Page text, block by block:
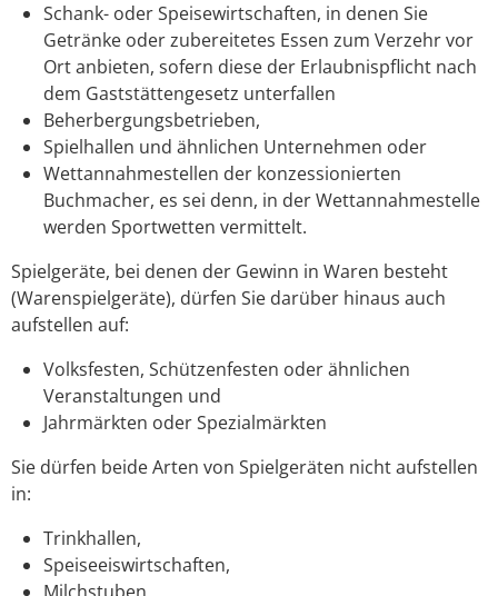
Schank- oder Speisewirtschaften, in denen Sie
Getränke oder zubereitetes Essen zum Verzehr vor
Ort anbieten, sofern diese der Erlaubnispflicht nach
dem Gaststättengesetz unterfallen
Beherbergungsbetrieben,
Spielhallen und ähnlichen Unternehmen oder
Wettannahmestellen der konzessionierten
Buchmacher, es sei denn, in der Wettannahmestelle
werden Sportwetten vermittelt.
Spielgeräte, bei denen der Gewinn in Waren besteht
(Warenspielgeräte), dürfen Sie darüber hinaus auch
aufstellen auf:
Volksfesten, Schützenfesten oder ähnlichen
Veranstaltungen und
Jahrmärkten oder Spezialmärkten
Sie dürfen beide Arten von Spielgeräten nicht aufstellen
in:
Trinkhallen,
Speiseeiswirtschaften,